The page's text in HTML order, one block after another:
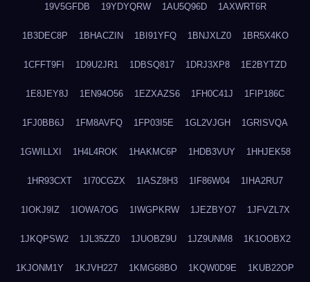
19V5GFDB 19YDYQRW 1AU5Q96D 1AXWRT6R
1B3DEC8P 1BHACZIN 1BI91YFQ 1BNJXLZ0 1BR5X4KO
1CFFT9FI 1D9U2JR1 1DBSQ817 1DRJ3XP8 1E2BYTZD
1E8JEY8J 1EN94O56 1EZXAZS6 1FH0C41J 1FIP186C
1FJ0BB6J 1FM8AVFQ 1FP03I5E 1GL2VJGH 1GRISVQA
1GWILLXI 1H4L4ROK 1HAKMC6P 1HDB3VUY 1HHJEK58
1HR93CXT 1I70CGZX 1IASZ8H3 1IF86W04 1IHA2RU7
1IOKJ9IZ 1IOWA7OG 1IWGPKRW 1JEZBYO7 1JFVZL7X
1JKQPSW2 1JL35ZZ0 1JUOBZ9U 1JZ9UNM8 1K1OOBX2
1KJONM1Y 1KJVH227 1KMG68BO 1KQW0D9E 1KUB22OP